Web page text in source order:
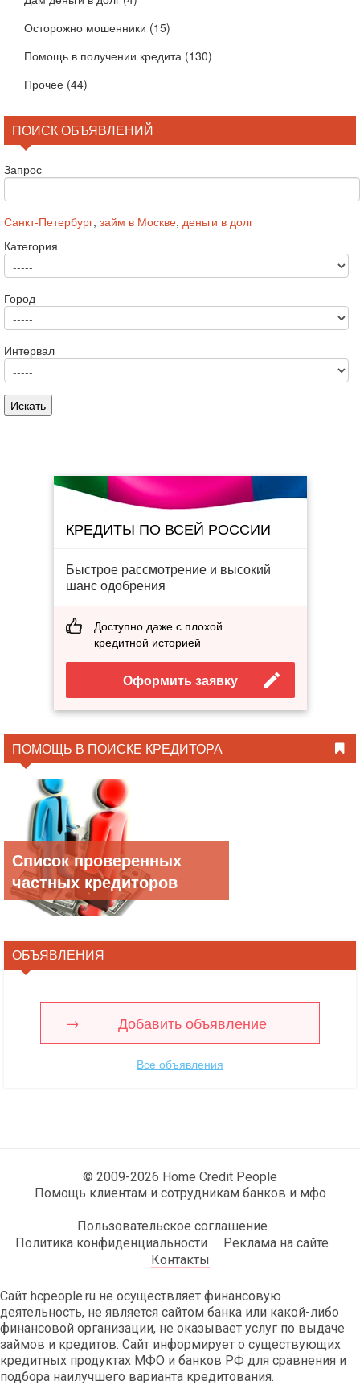
Осторожно мошенники (15)
Помощь в получении кредита (130)
Прочее (44)
ПОИСК ОБЪЯВЛЕНИЙ
Запрос
Санкт-Петербург, займ в Москве, деньги в долг
Категория
Город
Интервал
КРЕДИТЫ ПО ВСЕЙ РОССИИ
Быстрое рассмотрение и высокий
шанс одобрения
Доступно даже с плохой
кредитной историей
Оформить заявку
ПОМОЩЬ В ПОИСКЕ КРЕДИТОРА
Список проверенных
частных кредиторов
ОБЪЯВЛЕНИЯ
Добавить объявление
Все объявления
© 2009-2026 Home Credit People
Помощь клиентам и сотрудникам банков и мфо
Пользовательское соглашение
Политика конфиденциальности
Реклама на сайте
Контакты
Сайт hcpeople.ru не осуществляет финансовую
деятельность, не является сайтом банка или какой-либо
финансовой организации, не оказывает услуг по выдаче
займов и кредитов. Сайт информирует о существующих
кредитных продуктах МФО и банков РФ для сравнения и
подбора наилучшего варианта кредитования.